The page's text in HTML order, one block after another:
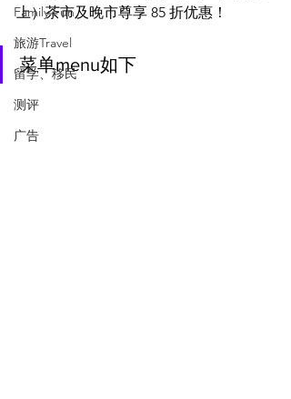
Family Fun
旅游Travel
留学、移民
测评
广告
上）茶市及晚市尊享 85 折优惠！
菜单menu如下